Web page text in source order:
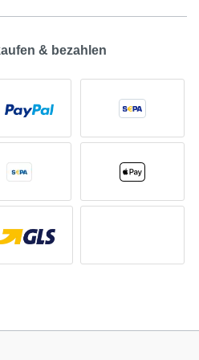
& bezahlen